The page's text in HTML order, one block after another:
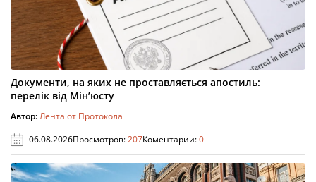
Документи, на яких не проставляється апостиль:
перелік від Мін’юсту
Автор:Лента от Протокола
06.08.2026Просмотров:207Коментарии:0